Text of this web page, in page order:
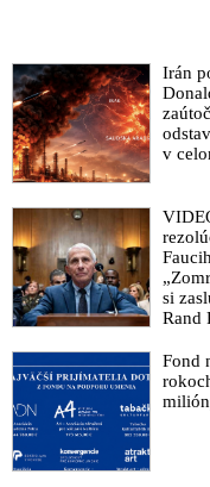
pandémia bola jeden
všetkých úmrtí neboli
odlišné od tých, ktoré
svete schválili
nadviazali klamstvá o
premyslený zločin, v
milióny ľudí
VIDEO: Vynálezca
stretnutí odborníkov na
jej následkoch v
psychologickej operácii
armádnej technológie
súčasnosti dokáže
Varoval tiež pred
hystérie uplatnili ako
koronavírus. Ľuďom sa
Irán
v
si
Rand
Fond